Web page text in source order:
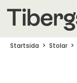
Startsida Stolar